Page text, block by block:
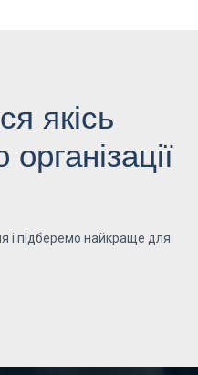
якісь
і підберемо найкраще для